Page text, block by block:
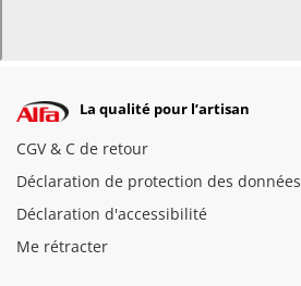
La qualité pour l’artisan
CGV & C de retour
Déclaration de protection des données
Déclaration d'accessibilité
Me rétracter